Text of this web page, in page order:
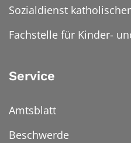
Sozialdienst
Fachstelle für Kinder-
Service
Amtsblatt
Beschwerde